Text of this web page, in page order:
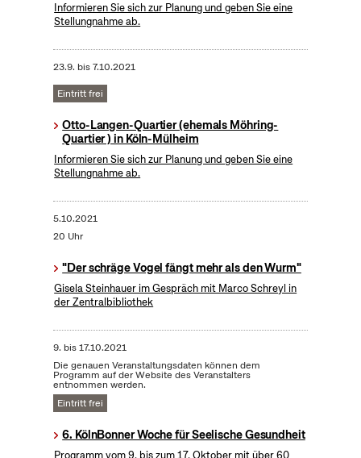
Informieren Sie sich zur Planung und geben Sie eine
Stellungnahme ab.
23.9. bis7.10.2021
Eintritt frei
Otto-Langen-Quartier (ehemals Möhring-
Quartier ) in Köln-Mülheim
Informieren Sie sich zur Planung und geben Sie eine
Stellungnahme ab.
5.10.2021
20 Uhr
"Der schräge Vogel fängt mehr als den Wurm"
Gisela Steinhauer im Gespräch mit Marco Schreyl in
der Zentralbibliothek
9. bis17.10.2021
Die genauen Veranstaltungsdaten können dem
Programm auf der Website des Veranstalters
entnommen werden.
Eintritt frei
6. KölnBonner Woche für Seelische Gesundheit